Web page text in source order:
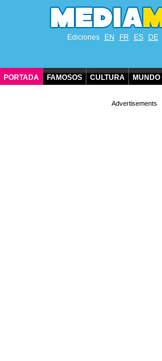
Ediciones EN FR ES DE
PORTADA FAMOSOS CULTURA MUNDO